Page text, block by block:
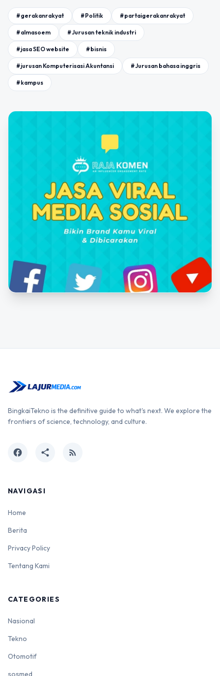
#gerakanrakyat #Politik #partaigerakanrakyat
#almasoem #Jurusan teknik industri
#jasa SEO website #bisnis
#jurusan Komputerisasi Akuntansi #Jurusan bahasa inggris
#kampus
BingkaiTekno is the definitive guide to what's next. We explore the
frontiers of science, technology, and culture.
facebook share rss_feed
NAVIGASI
Home
Berita
Privacy Policy
Tentang Kami
CATEGORIES
Nasional
Tekno
Otomotif
sosmed